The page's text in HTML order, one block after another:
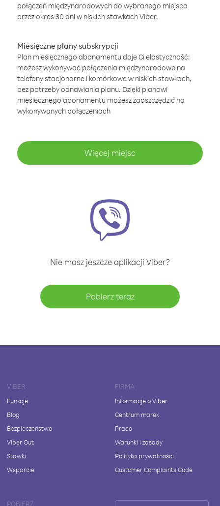
połączeń międzynarodowych do wybranego miejsca
przez okres 30 dni w niskich stawkach Viber.
Miesięczne plany subskrypcji
Plan miesięcznego abonamentu daje Ci elastyczność:
możesz wykonywać połączenia międzynarodowe na
telefony stacjonarne i komórkowe w niskich stawkach,
bez potrzeby odnawiania planu. Dzięki planowi
miesięcznego abonamentu możesz zaoszczędzić na
wykonywanych połączeniach
Więcej miejsc
Nie masz jeszcze aplikacji Viber?
Pobierz teraz
VIBER
Funkcje
Blog
Bezpieczeństwo
Viber Out
Stawki
Wsparcie
FIRMA
Informacje o Viber
Centrum marek
Praca
Warunki i zasady
Polityka prywatności
Customer Complaints Code
POBIERZ